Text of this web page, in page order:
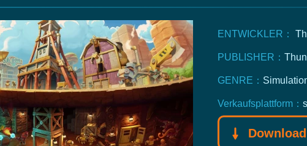
ENTWICKLER：
PUBLISHER：
GENRE：
Verkaufsplattform：
Download